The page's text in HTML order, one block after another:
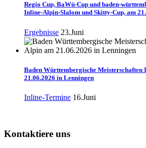
Regio Cup, BaWü-Cup und baden-
Inline-Alpin-Slalom und Skitty-Cup, am
Ergebnisse 23.Juni
Baden Württembergische
21.06.2026 in Lenningen
Inline-Termine 16.Juni
Kontaktiere uns